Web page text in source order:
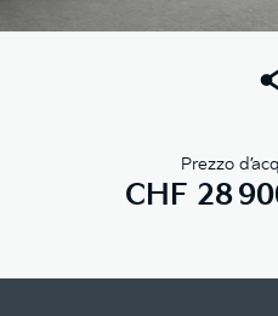
Prezzo
CHF 28